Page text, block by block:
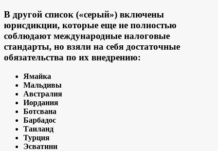
В другой список («серый») включены
юрисдикции, которые еще не полностью
соблюдают международные налоговые
стандарты, но взяли на себя достаточные
обязательства по их внедрению:
Ямайка
Мальдивы
Австралия
Иордания
Ботсвана
Барбадос
Таиланд
Турция
Эсватини